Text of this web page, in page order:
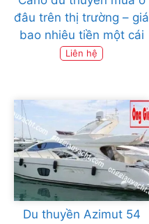
đâu trên thị trường – giá
bao nhiêu tiền một cái
Liên hệ
Du thuyền Azimut 54